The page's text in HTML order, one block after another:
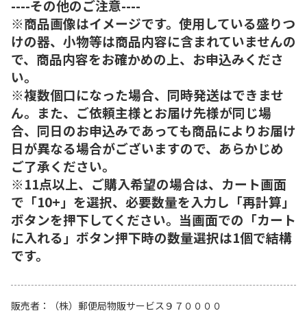
----その他のご注意----
※商品画像はイメージです。使用している盛りつ
けの器、小物等は商品内容に含まれていませんの
で、商品内容をお確かめの上、お申込みくださ
い。
※複数個口になった場合、同時発送はできませ
ん。また、ご依頼主様とお届け先様が同じ場
合、同日のお申込みであっても商品によりお届け
日が異なる場合がございますので、あらかじめ
ご了承ください。
※11点以上、ご購入希望の場合は、カート画面
で「10+」を選択、必要数量を入力し「再計算」
ボタンを押下してください。当画面での「カート
に入れる」ボタン押下時の数量選択は1個で結構
です。
販売者
（株）郵便局物販サービス９７００００